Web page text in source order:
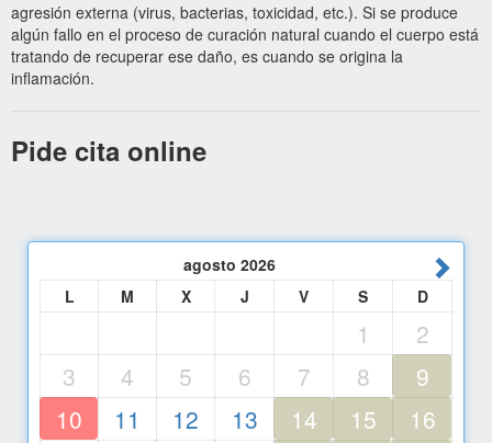
agresión externa (virus, bacterias, toxicidad, etc.). Si se produce
algún fallo en el proceso de curación natural cuando el cuerpo está
tratando de recuperar ese daño, es cuando se origina la
inflamación.
Pide cita online
agosto 2026
L
M X J V S D
1
2
3
4 5 6 7 8
9
10
11 12 13 14 15
16